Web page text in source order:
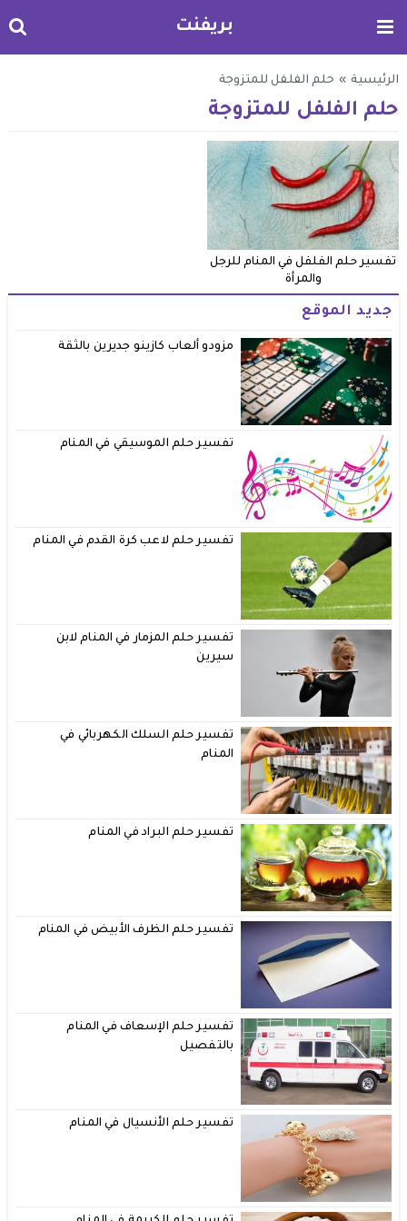
بريفنت
الرئيسية » حلم الفلفل للمتزوجة
حلم الفلفل للمتزوجة
تفسير حلم الفلفل في المنام للرجل
والمرأة
جديد الموقع
مزودو ألعاب كازينو جديرين بالثقة
تفسير حلم الموسيقي في المنام
تفسير حلم لاعب كرة القدم في المنام
تفسير حلم المزمار في المنام لابن
سيرين
تفسير حلم السلك الكهربائي في
المنام
تفسير حلم البراد في المنام
تفسير حلم الظرف الأبيض في المنام
تفسير حلم الإسعاف في المنام
بالتفصيل
تفسير حلم الأنسيال في المنام